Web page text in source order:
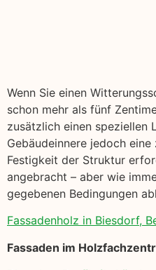
Wenn Sie einen
schon mehr als fünf
zusätzlich einen speziellen
Gebäudeinnere jedoch
Festigkeit der Struktur
angebracht – aber wie
gegebenen Bedingungen
Fassadenholz in Biesdorf,
Fassaden im